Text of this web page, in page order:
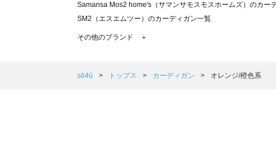
Samansa Mos2 home's（サマンサモスモスホームズ）のカー
SM2（エスエムツー）のカーディガン一覧
TSUHARU by Samansa Mos2（ツハルバイサマンサモスモス
Samansa Mos2 Lagom（サマンサモスモス ラーゴム）のカー
その他のブランド ＋
sō4ū トップス カーディガン オレンジ/橙色系